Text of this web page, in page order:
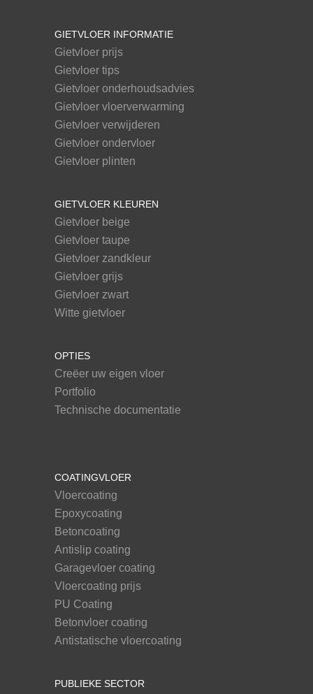
GIETVLOER INFORMATIE
Gietvloer prijs
Gietvloer tips
Gietvloer onderhoudsadvies
Gietvloer vloerverwarming
Gietvloer verwijderen
Gietvloer ondervloer
Gietvloer plinten
GIETVLOER KLEUREN
Gietvloer beige
Gietvloer taupe
Gietvloer zandkleur
Gietvloer grijs
Gietvloer zwart
Witte gietvloer
OPTIES
Creëer uw eigen vloer
Portfolio
Technische documentatie
COATINGVLOER
Vloercoating
Epoxycoating
Betoncoating
Antislip coating
Garagevloer coating
Vloercoating prijs
PU Coating
Betonvloer coating
Antistatische vloercoating
PUBLIEKE SECTOR